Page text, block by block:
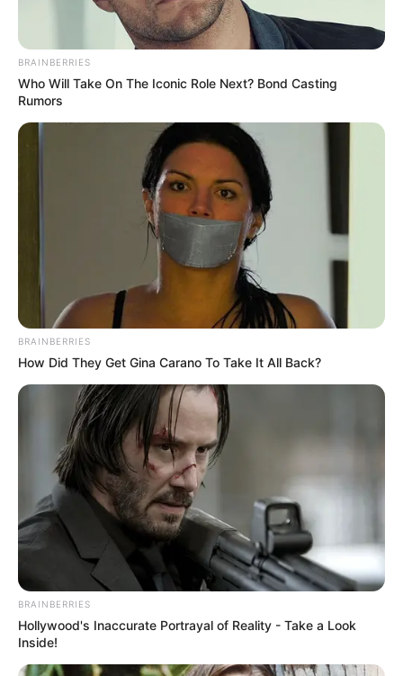
BRAINBERRIES
Who Will Take On The Iconic Role Next? Bond Casting
Rumors
BRAINBERRIES
How Did They Get Gina Carano To Take It All Back?
BRAINBERRIES
Hollywood's Inaccurate Portrayal of Reality - Take a Look
Inside!